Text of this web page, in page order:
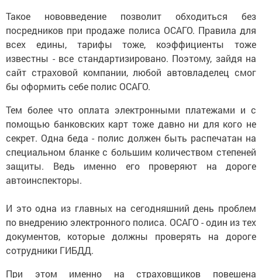
Такое нововведение позволит обходиться без
посредников при продаже полиса ОСАГО. Правила для
всех едины, тарифы тоже, коэффициенты тоже
известны - все стандартизировано. Поэтому, зайдя на
сайт страховой компании, любой автовладелец смог
бы оформить себе полис ОСАГО.
Тем более что оплата электронными платежами и с
помощью банковских карт тоже давно ни для кого не
секрет. Одна беда - полис должен быть распечатан на
специальном бланке с большим количеством степеней
защиты. Ведь именно его проверяют на дороге
автоинспекторы.
И это одна из главных на сегодняшний день проблем
по внедрению электронного полиса. ОСАГО - один из тех
документов, которые должны проверять на дороге
сотрудники ГИБДД.
При этом именно на страховщиков повешена